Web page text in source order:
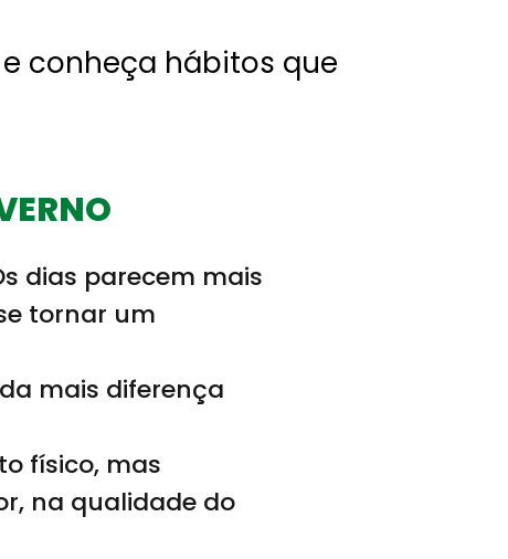
conheça hábitos que
dias parecem mais
tornar um
mais diferença
físico, mas
na qualidade do